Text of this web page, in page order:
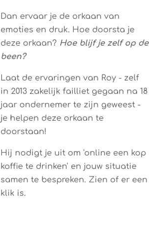
Dan ervaar je de orkaan van
emoties en druk. Hoe doorsta je
deze orkaan? Hoe blijf je zelf op de
been?
Laat de ervaringen van Roy - zelf
in 2013 zakelijk failliet gegaan na 18
jaar ondernemer te zijn geweest -
je helpen deze orkaan te
doorstaan!
Hij nodigt je uit om 'online een kop
koffie te drinken' en jouw situatie
samen te bespreken. Zien of er een
klik is.